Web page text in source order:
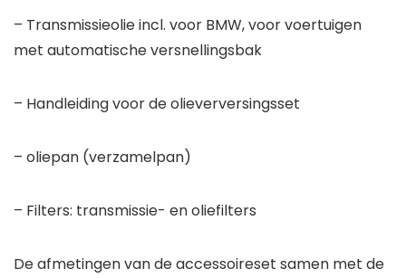
– Transmissieolie incl. voor BMW, voor voertuigen
met automatische versnellingsbak
– Handleiding voor de olieverversingsset
– oliepan (verzamelpan)
– Filters: transmissie- en oliefilters
De afmetingen van de accessoireset samen met de